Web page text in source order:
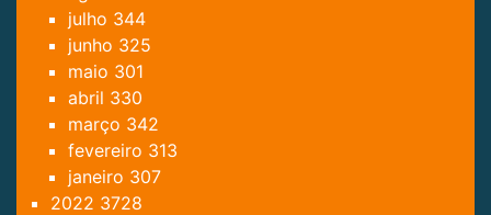
julho 344
junho 325
maio 301
abril 330
março 342
fevereiro 313
janeiro 307
2022 3728